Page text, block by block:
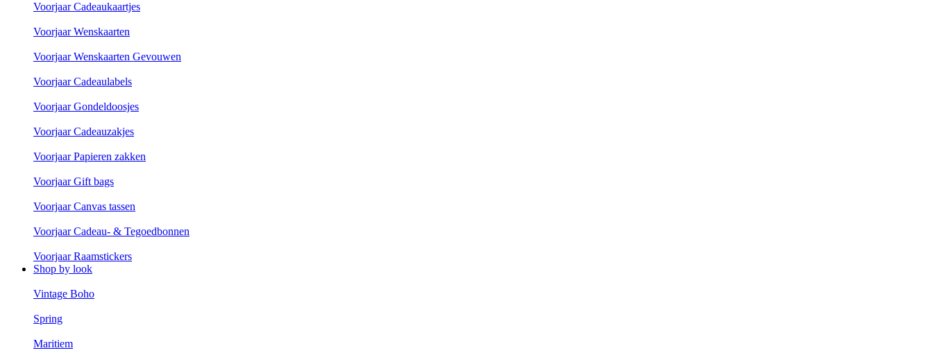
Voorjaar Cadeaukaartjes
Voorjaar Wenskaarten
Voorjaar Wenskaarten Gevouwen
Voorjaar Cadeaulabels
Voorjaar Gondeldoosjes
Voorjaar Cadeauzakjes
Voorjaar Papieren zakken
Voorjaar Gift bags
Voorjaar Canvas tassen
Voorjaar Cadeau- & Tegoedbonnen
Voorjaar Raamstickers
Shop by look
Vintage Boho
Spring
Maritiem